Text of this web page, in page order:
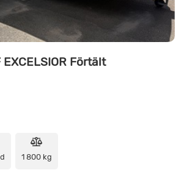
Förtält
1 800 kg